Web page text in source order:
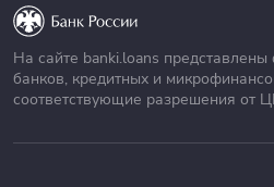
На сайте banki.loans
банков, кредитных и
соответствующие разрешения от